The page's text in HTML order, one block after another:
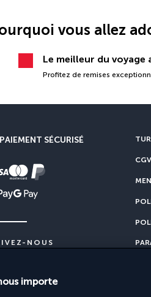
vous allez
Le meilleur du voyage
Profitez de remises
PAIEMENT SÉCURISÉ
NOUS
CGV
importe